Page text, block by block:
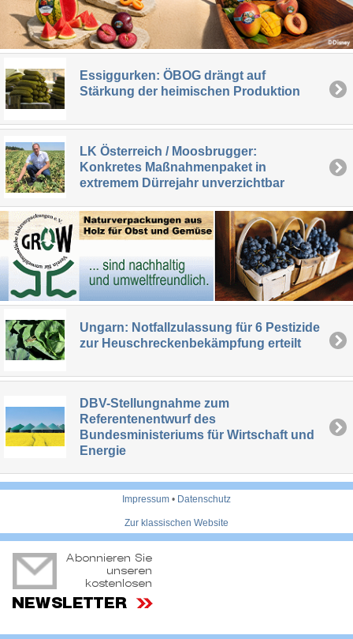
Essiggurken: ÖBOG drängt auf
Stärkung der heimischen Produktion
LK Österreich / Moosbrugger:
Konkretes Maßnahmenpaket in
extremem Dürrejahr unverzichtbar
Ungarn: Notfallzulassung für 6 Pestizide
zur Heuschreckenbekämpfung erteilt
DBV-Stellungnahme zum
Referentenentwurf des
Bundesministeriums für Wirtschaft und
Energie
Impressum • Datenschutz
Zur klassischen Website